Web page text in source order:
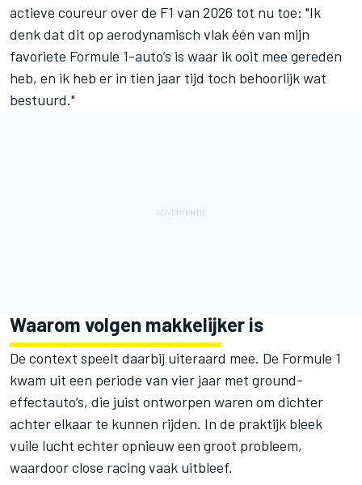
actieve coureur over de F1 van 2026 tot nu toe: "Ik
denk dat dit op aerodynamisch vlak één van mijn
favoriete Formule 1-auto’s is waar ik ooit mee gereden
heb, en ik heb er in tien jaar tijd toch behoorlijk wat
bestuurd."
Waarom volgen makkelijker is
De context speelt daarbij uiteraard mee. De Formule 1
kwam uit een periode van vier jaar met ground-
effectauto’s, die juist ontworpen waren om dichter
achter elkaar te kunnen rijden. In de praktijk bleek
vuile lucht echter opnieuw een groot probleem,
waardoor close racing vaak uitbleef.